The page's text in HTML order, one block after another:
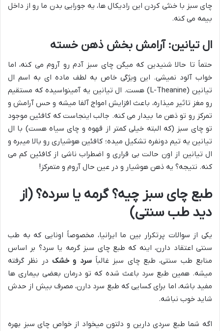
چای سبز با خنثی کردن این رادیکال ها، یه جورایی بدن ما رو از داخل
بیمه می کنه.
ال تیانین: آرامش بخش ذهن خسته
حتماً تا حالا شنیدین که میگن چای سبز آدم رو آروم می کنه، اما
خواب آلود نمیشی. این ویژگی خاص به لطف ماده ای به اسم ال
تیانین (L-Theanine) هست. ال تیانین یه آمینواسیده که مستقیم
رو مغز تاثیر میذاره، باعث افزایش امواج آلفا میشه و حس آرامش و
تمرکز رو تو ذهن ما بیدار می کنه. جالب اینجاست که کافئین موجود
تو چای سبز (که البته خیلی کمتر از قهوه و چای سیاه هست) با ال
تیانین یه تیم دونفره تشکیل میده؛ کافئین هوشیاری رو بالا میبره و
ال تیانین از اون حالت بی قراری و اضطراب ناشی از کافئین کم می
کنه. نتیجه؟ یه ذهن هوشیار و در عین حال آروم و متمرکز!
طبع چای سبز چیه؟ گرمه یا سرده؟ (از
دید طب سنتی)
یکی از سوالات پرتکرار بین ما ایرانیا، مخصوصاً اونایی که به طب
سنتی اعتقاد دارن، اینه که طبع چای سبز گرمه یا سرد؟ بر اساس
منابع طب سنتی، طبع چای سبز غالباًسرد و خشک در نظر گرفته
میشه. همین طبع سرد باعث شده که تو درمان بعضی بیماری ها
مفید باشه، اما برای کسایی که طبع سرد دارن، مصرف بیش از حدش
شاید خوب نباشه.
اگه شما طبع سردی دارین و دلتون میخواد از خواص چای سبز بهره